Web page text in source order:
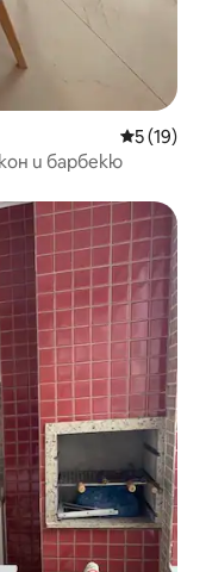
Средна
5 (19)
и барбекю